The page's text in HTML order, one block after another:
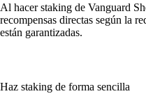
Al hacer staking de Vanguard
recompensas directas según la
están garantizadas.
Haz staking de forma sencilla